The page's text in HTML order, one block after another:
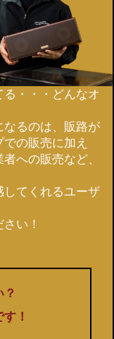
・・・ どんなオ
なるのは、販路が
の販売に加え
への販売など、
てくれるユーザ
い！
！